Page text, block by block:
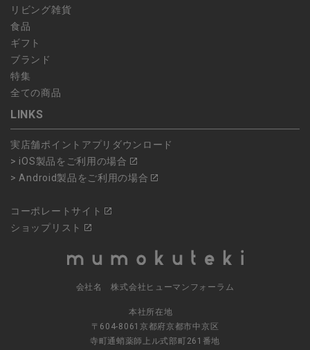
リビング雑貨
食品
ギフト
ブランド
特集
全ての商品
LINKS
実店舗ポイントアプリダウンロード
> iOS製品をご利用の場合
> Android製品をご利用の場合
コーポレートサイト
ショップリスト
会社名 株式会社ヒューマンフォーラム
本社所在地
〒604-8061京都府京都市中京区
寺町通蛸薬師上ル式部町261番地